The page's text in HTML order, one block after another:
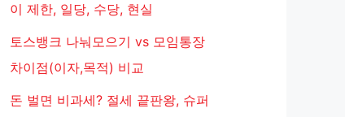
이 제한, 일당, 수당, 현실
토스뱅크 나눠모으기 vs 모임통장
차이점(이자,목적) 비교
돈 벌면 비과세? 절세 끝판왕, 슈퍼